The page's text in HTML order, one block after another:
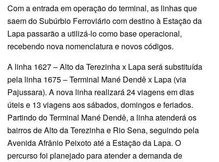
Com a entrada em operação do terminal, as linhas que
saem do Subúrbio Ferroviário com destino à Estação da
Lapa passarão a utilizá-lo como base operacional,
recebendo nova nomenclatura e novos códigos.
A linha 1627 – Alto da Terezinha x Lapa será substituída
pela linha 1675 – Terminal Mané Dendê x Lapa (via
Pajussara). A nova linha realizará 24 viagens em dias
úteis e 13 viagens aos sábados, domingos e feriados.
Partindo do Terminal Mané Dendê, a linha atenderá os
bairros de Alto da Terezinha e Rio Sena, seguindo pela
Avenida Afrânio Peixoto até a Estação da Lapa. O
percurso foi planejado para atender a demanda de